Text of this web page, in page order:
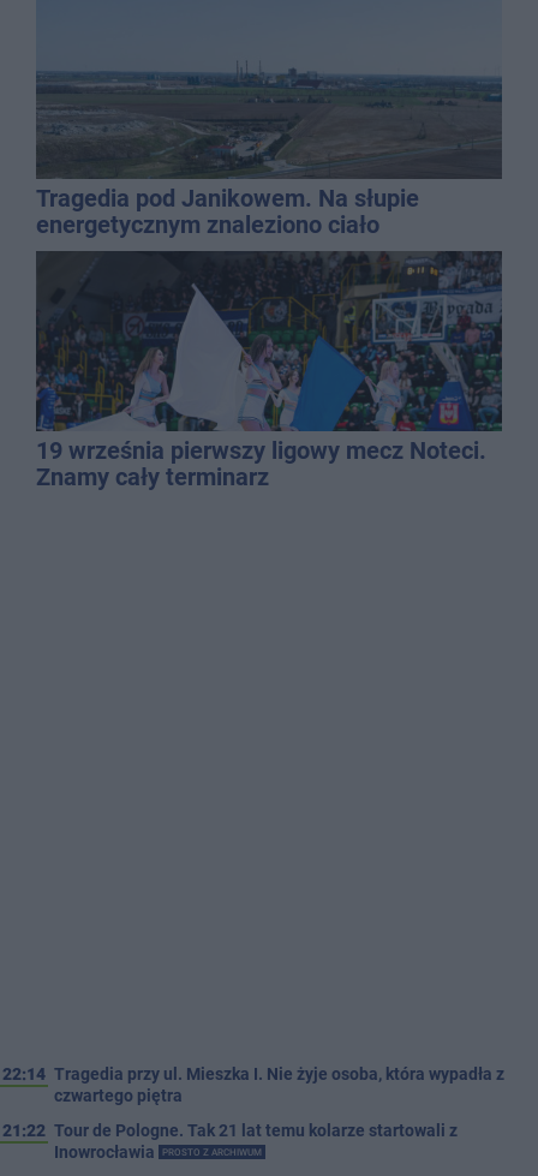
Tragedia pod Janikowem. Na słupie
energetycznym znaleziono ciało
mężczyzny
19 września pierwszy ligowy mecz Noteci.
Znamy cały terminarz
22:14 Tragedia przy ul. Mieszka I. Nie żyje osoba, która wypadła z
czwartego piętra
21:22 Tour de Pologne. Tak 21 lat temu kolarze startowali z
Inowrocławia
PROSTO Z ARCHIWUM